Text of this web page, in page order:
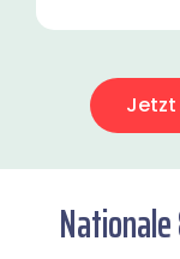
Jetzt